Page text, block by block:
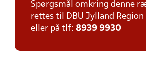
Spørgsmål omkring denne
rettes til DBU Jylland Region
eller på tlf: 8939 9930